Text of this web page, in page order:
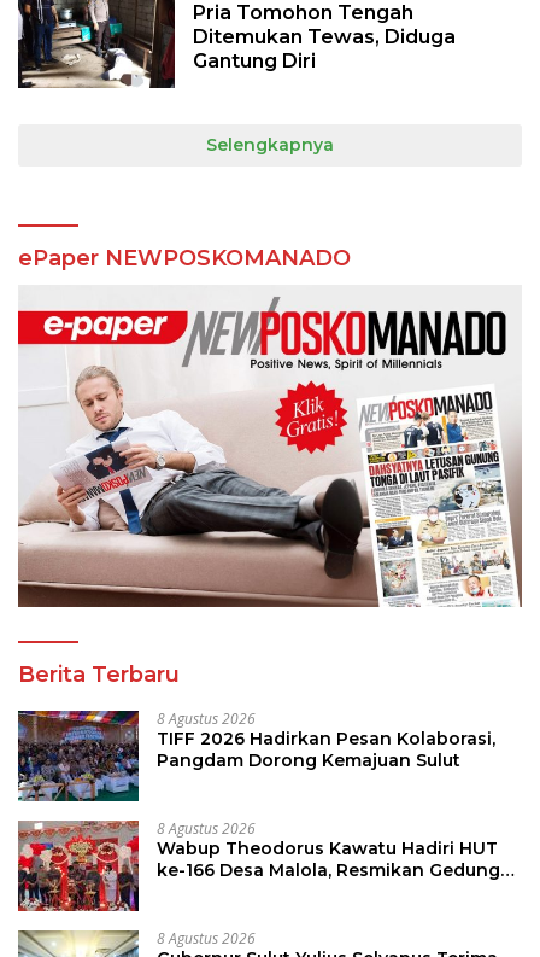
Pria Tomohon Tengah
Ditemukan Tewas, Diduga
Gantung Diri
Selengkapnya
ePaper NEWPOSKOMANADO
Berita Terbaru
8 Agustus 2026
TIFF 2026 Hadirkan Pesan Kolaborasi,
Pangdam Dorong Kemajuan Sulut
8 Agustus 2026
Wabup Theodorus Kawatu Hadiri HUT
ke-166 Desa Malola, Resmikan Gedung
8 Agustus 2026